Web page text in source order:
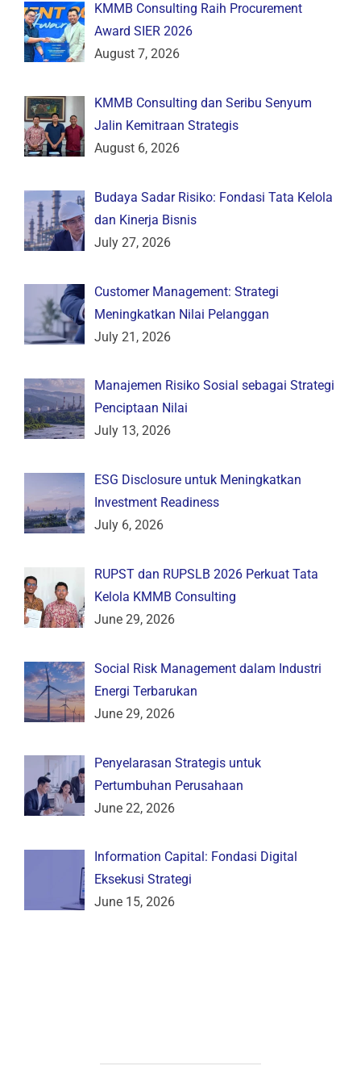
KMMB Consulting Raih Procurement
Award SIER 2026
August 7, 2026
KMMB Consulting dan Seribu Senyum
Jalin Kemitraan Strategis
August 6, 2026
Budaya Sadar Risiko: Fondasi Tata Kelola
dan Kinerja Bisnis
July 27, 2026
Customer Management: Strategi
Meningkatkan Nilai Pelanggan
July 21, 2026
Manajemen Risiko Sosial sebagai Strategi
Penciptaan Nilai
July 13, 2026
ESG Disclosure untuk Meningkatkan
Investment Readiness
July 6, 2026
RUPST dan RUPSLB 2026 Perkuat Tata
Kelola KMMB Consulting
June 29, 2026
Social Risk Management dalam Industri
Energi Terbarukan
June 29, 2026
Penyelarasan Strategis untuk
Pertumbuhan Perusahaan
June 22, 2026
Information Capital: Fondasi Digital
Eksekusi Strategi
June 15, 2026